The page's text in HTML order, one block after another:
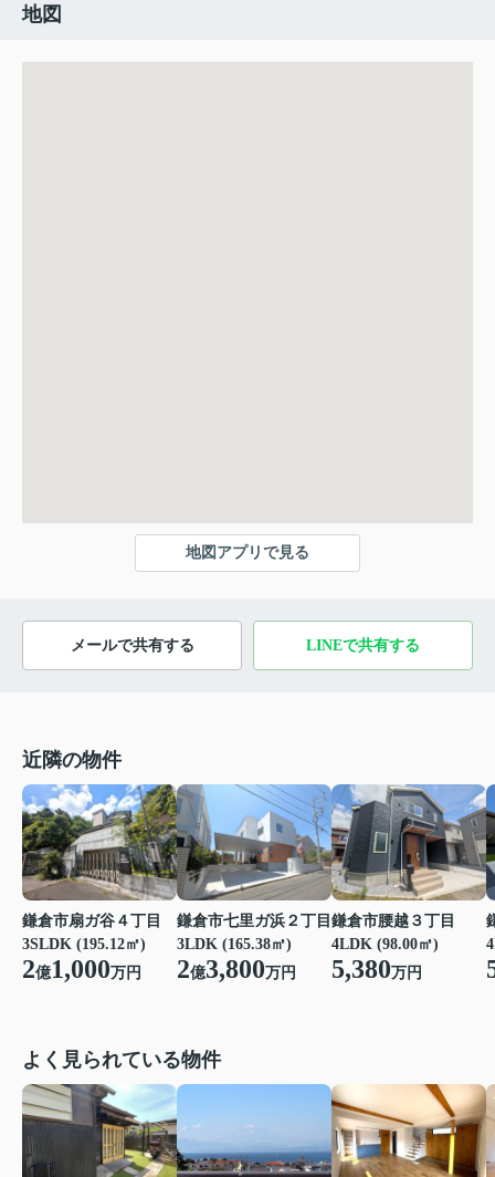
地図
地図アプリで見る
メールで共有する LINEで共有する
近隣の物件
鎌倉市扇ガ谷４丁目
3SLDK (195.12㎡)
2億1,000万円
鎌倉市七里ガ浜２丁目
3LDK (165.38㎡)
2億3,800万円
鎌倉市腰越３丁目
4LDK (98.00㎡)
5,380万円
よく見られている物件